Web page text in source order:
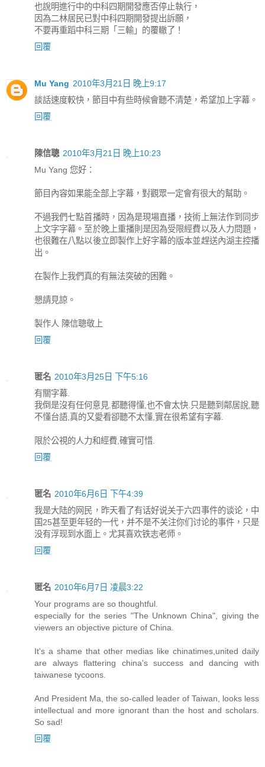
也說明進行中的中科四期開發應否停止執行，
因為二林居民已對中科四期開發提出訴願，
不要再重蹈中科三期「三輸」的覆轍了！
回覆
Mu Yang 2010年3月21日 晚上9:17
談話速度較快，節目中有些時候會聽不清楚，希望加上字幕。
回覆
陳信聰 2010年3月21日 晚上10:23
Mu Yang 您好：
節目內容如果能全部上字幕，對觀眾一定會有很大的幫助。
不過我們七點首播時，因為是現場直播，技術上無法作到同步
上文字字幕。至於晚上重播則是因為受限經費以及人力問題，
也很難在八點以後立即製作上好字幕的版本並趕送內湖主控播
出。
在製作上我們真的有無法突破的困難。
懇請見諒。
製作人 陳信聰敬上
回覆
匿名 2010年3月25日 下午5:16
有關字幕.
我倒是沒有任何意見.都聽得懂,也不會太快.只是聽到鄰居說,聽
不懂台語,真的又愛看卻聽不太懂,實在很希望有字幕.
限於公視的人力和經費,確實可惜.
回覆
匿名 2010年6月6日 下午4:39
我是大陆的网民，昨天看了有话好说关于六四事件的谈论，中
国25甚至更年轻的一代，并不是不关注你们讨论的事件，只是
没有浮现到水面上。尤其喜欢铁志老师。
回覆
匿名 2010年6月7日 凌晨3:22
Your programs are so thoughtful.
especially for the series "The Unknown China", giving the
viewers an objective picture of China.
It's a shame that other medias like chinatimes,united daily
are always flattering china's success and dancing with
taiwanese tycoons.
And President Ma, the so-called leader of Taiwan, looks less
intellectual and more ignorant than the host and scholars.
So sad!
回覆